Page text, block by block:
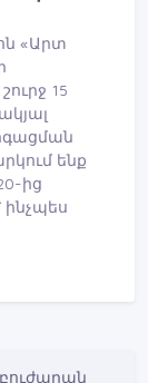
«Արտ
15
ենք
ից
ինչպես